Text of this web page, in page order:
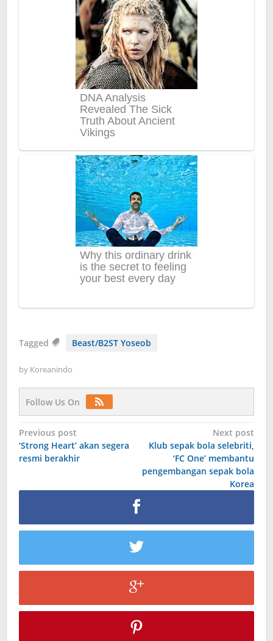
Tagged Beast/B2ST Yoseob
by Koreanindo
Follow Us On
Post
navigation
Previous post
‘Strong Heart’ akan segera
resmi berakhir
Next post
Klub sepak bola selebriti,
‘FC One’ membantu
pengembangan sepak bola
Korea